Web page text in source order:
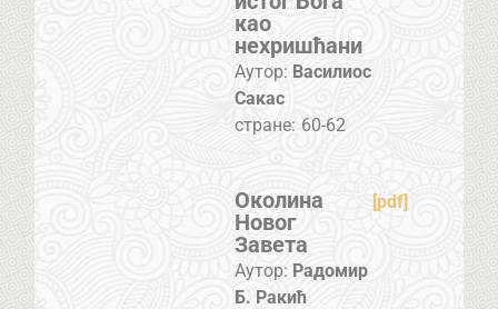
као
нехришћани
Аутор: Василиос
Сакас
стране: 60-62
Околина
Новог
Завета
[pdf]
Аутор: Радомир
Б. Ракић